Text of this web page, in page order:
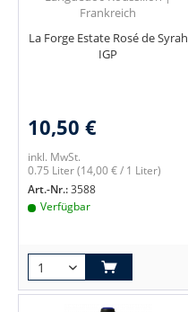
Frankreich
La Forge Estate Rosé de Syrah
IGP
10,50 €
inkl. MwSt.
0.75 Liter(14,00 € / 1 Liter)
Art.-Nr.:3588
Verfügbar